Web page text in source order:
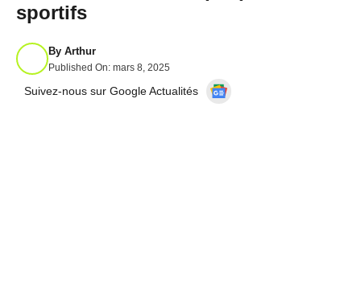
sportifs
By Arthur
Published On: mars 8, 2025
Suivez-nous sur Google Actualités